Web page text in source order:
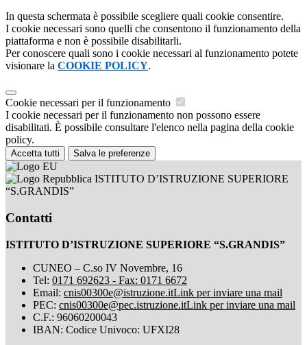
In questa schermata è possibile scegliere quali cookie consentire.
I cookie necessari sono quelli che consentono il funzionamento della
piattaforma e non è possibile disabilitarli.
Per conoscere quali sono i cookie necessari al funzionamento potete
visionare la COOKIE POLICY.
Cookie necessari per il funzionamento
I cookie necessari per il funzionamento non possono essere
disabilitati. È possibile consultare l'elenco nella pagina della cookie
policy.
Accetta tutti Salva le preferenze
ISTITUTO D’ISTRUZIONE SUPERIORE
“S.GRANDIS”
Contatti
ISTITUTO D’ISTRUZIONE SUPERIORE “S.GRANDIS”
CUNEO – C.so IV Novembre, 16
Tel: 0171 692623 - Fax: 0171 6672
Email: cnis00300e@istruzione.itLink per inviare una mail
PEC: cnis00300e@pec.istruzione.itLink per inviare una mail
C.F.: 96060200043
IBAN: Codice Univoco: UFXI28